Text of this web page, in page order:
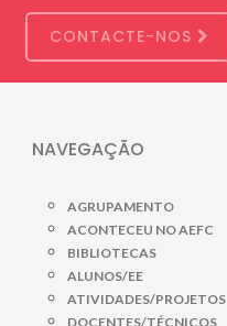
CONTACTE-NOS
NAVEGAÇÃO
AGRUPAMENTO
ACONTECEU NO AEFC
BIBLIOTECAS
ALUNOS/EE
ATIVIDADES/PROJETOS
DOCENTES/TÉCNICOS